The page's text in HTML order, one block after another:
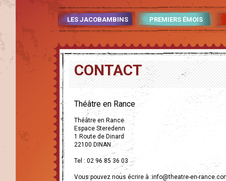
LES JACOBAMBINS PREMIERS ÉMOIS
CONTACT
Théâtre en Rance
Théâtre en Rance
Espace Steredenn
1 Route de Dinard
22100 DINAN
Tel : 02 96 85 36 03
Vous pouvez nous écrire à :info@theatre-en-